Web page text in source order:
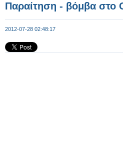
Παραίτηση - βόμβα στο
2012-07-28 02:48:17